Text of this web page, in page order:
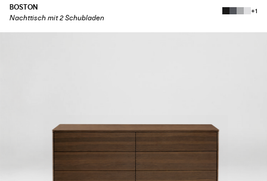
BOSTON
Nachttisch mit 2 Schubladen
+1